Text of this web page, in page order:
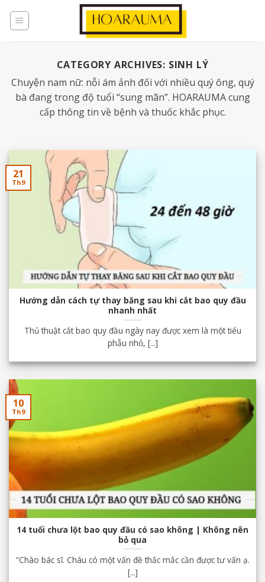
CATEGORY ARCHIVES: SINH LÝ
Chuyện nam nữ: nỗi ám ảnh đối với nhiều quý ông, quý
bà đang trong độ tuổi “sung mãn”. HOARAUMA cung
cấp thông tin về bệnh và thuốc khắc phục.
Hướng dẫn cách tự thay băng sau khi cắt bao quy đầu
nhanh nhất
Thủ thuật cắt bao quy đầu ngày nay được xem là một tiểu
phẫu nhỏ, [...]
21
Th9
14 tuổi chưa lột bao quy đầu có sao không | Không nên
bỏ qua
“Chào bác sĩ. Cháu có một vấn đề thắc mắc cần được tư vấn ạ.
[...]
10
Th9